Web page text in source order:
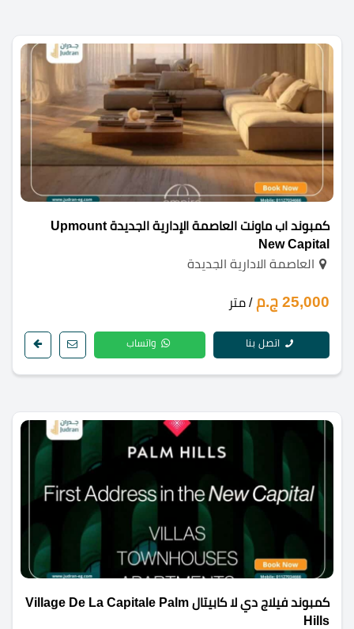
كمبوند اب ماونت العاصمة الإدارية الجديدة Upmount
New Capital
العاصمة الادارية الجديدة
25,000 ج.م / متر
اتصل بنا واتساب
كمبوند فيلاج دي لا كابيتال Village De La Capitale Palm
Hills